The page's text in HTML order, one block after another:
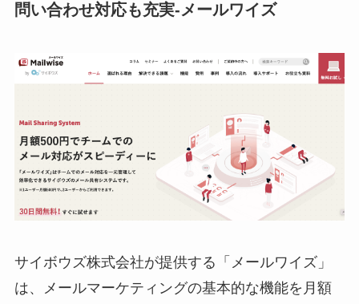
問い合わせ対応も充実-メールワイズ
サイボウズ株式会社が提供する「 メールワイズ」
は、メールマーケティングの基本的な機能を月額